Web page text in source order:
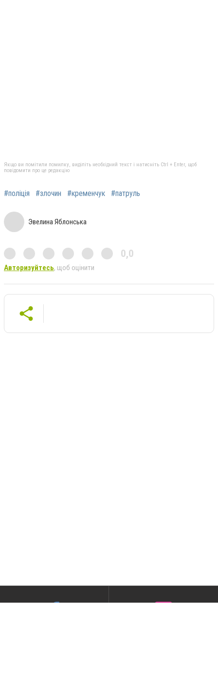
Якщо ви помітили помилку, виділіть необхідний текст і натисніть Ctrl + Enter, щоб
повідомити про це редакцію
#поліція #злочин #кременчук #патруль
Эвелина Яблонська
0,0
Авторизуйтесь, щоб оцінити